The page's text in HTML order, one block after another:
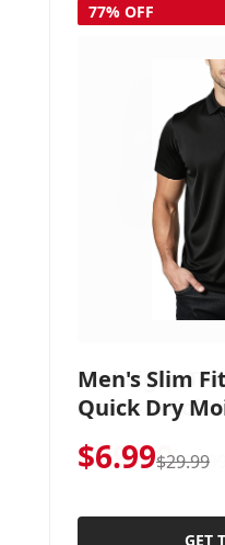
77% OFF
Men's Slim
Quick Dry
Polo for Golf,
Up)
$6.99$29.99
GET